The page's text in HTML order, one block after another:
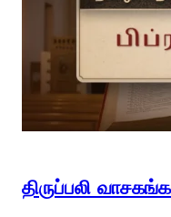
திருப்பலி